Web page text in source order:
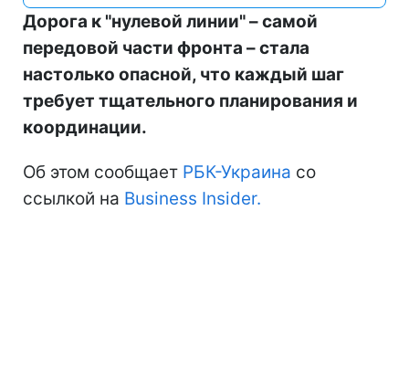
Дорога к "нулевой линии" – самой
передовой части фронта – стала
настолько опасной, что каждый шаг
требует тщательного планирования и
координации.
Об этом сообщает РБК-Украина со
ссылкой на Business Insider.